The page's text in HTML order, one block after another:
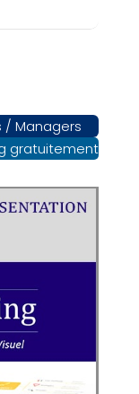
/ Managers
gratuitement